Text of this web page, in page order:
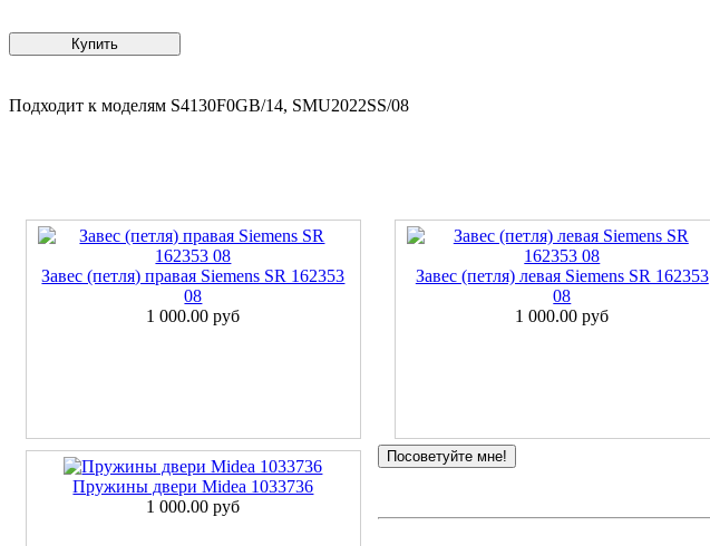
Подходит к моделям S4130F0GB/14, SMU2022SS/08
Завес (петля) правая Siemens SR 162353
08
1 000.00 руб
Завес (петля) левая Siemens SR 162353
08
1 000.00 руб
Пружины двери Midea 1033736
1 000.00 руб
Посоветуйте мне!